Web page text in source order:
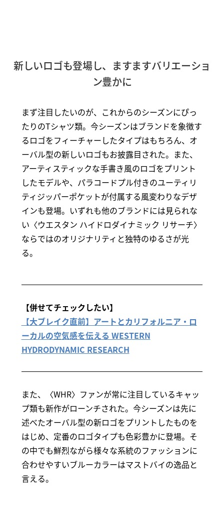
新しいロゴも登場し、ますますバリエーショ
ン豊かに
まず注目したいのが、これからのシーズンにぴっ
たりのTシャツ類。今シーズンはブランドを象徴す
るロゴをフィーチャーしたタイプはもちろん、オ
ーバル型の新しいロゴもお披露目された。また、
アーティスティックな手書き風のロゴをプリント
したモデルや、パラコードプル付きのユーティリ
ティジッパーポケットが付属する風変わりなデザ
インも登場。いずれも他のブランドには見られな
い〈ウエスタン ハイドロダイナミック リサーチ〉
ならではのオリジナリティと独特のゆるさが光
る。
【併せてチェックしたい】
【大ブレイク直前】アートとカリフォルニア・ロ
ーカルの空気感を伝える WESTERN
HYDRODYNAMIC RESEARCH
また、〈WHR〉ファンが常に注目しているキャッ
プ類も新作がローンチされた。今シーズンは先に
述べたオーバル型の新ロゴをプリントしたものを
はじめ、定番のロゴタイプも色彩豊かに登場。そ
の中でも鮮烈ながら様々な系統のファッションに
合わせやすいブルーカラーはマストバイの逸品と
言える。